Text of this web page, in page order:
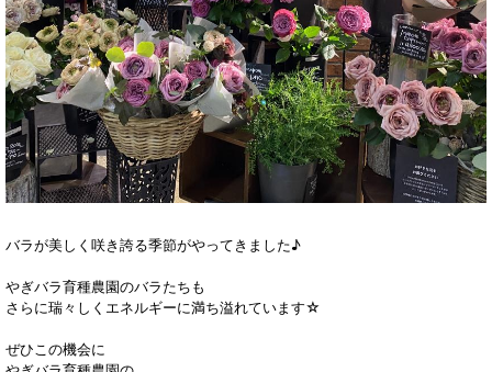
バラが美しく咲き誇る季節がやってきました♪
やぎバラ育種農園のバラたちも
さらに瑞々しくエネルギーに満ち溢れています☆
ぜひこの機会に